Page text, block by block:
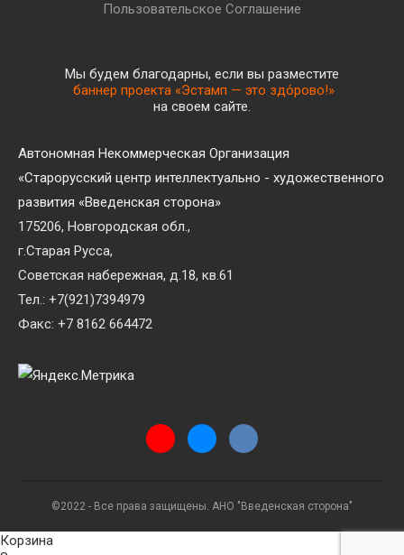
Пользовательское Соглашение
Мы будем благодарны, если вы разместите
баннер проекта «Эстамп — это здо́рово!»
на своем сайте.
Автономная Некоммерческая Организация
«Старорусский центр интеллектуально - художественного
развития «Введенская сторона»
175206, Новгородская обл.,
г.Старая Русса,
Советская набережная, д.18, кв.61
Тел.: +7(921)7394979
Факс: +7 8162 664472
©2022 - Все права защищены. АНО "Введенская сторона"
Корзина